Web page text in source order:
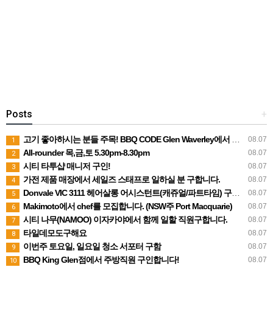
+
Posts
08.07
1 고기 좋아하시는 분들 주목! BBQ CODE Glen Waverley에서 함께해요
08.07
2 All-rounder 목,금,토 5.30pm-8.30pm
08.07
3 시티 타투샵 매니저 구인!
08.07
4 가전 제품 매장에서 세일즈 스태프로 일하실 분 구합니다.
08.07
5 Donvale VIC 3111 헤어살롱 어시스턴트(캐쥬얼/파트타임) 구합니다
08.07
6 Makimoto에서 chef를 모집합니다. (NSW주 Port Macquarie)
08.07
7 시티 나무(NAMOO) 이자카야에서 함께 일할 직원구합니다.
08.07
8 타일데모도구해요
08.07
9 이번주 토요일, 일요일 청소 서포터 구함
08.07
10 BBQ King Glen점에서 주방직원 구인합니다!